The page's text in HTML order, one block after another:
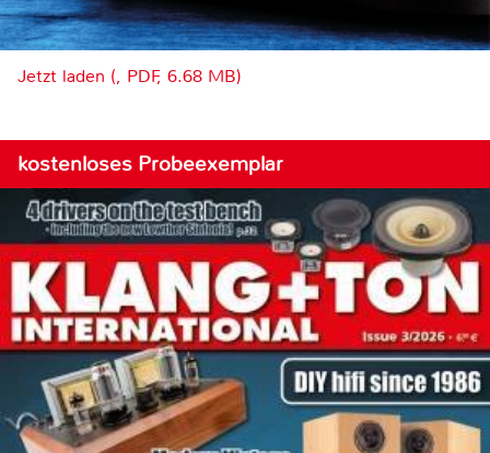
Jetzt laden (, PDF, 6.68 MB)
kostenloses Probeexemplar